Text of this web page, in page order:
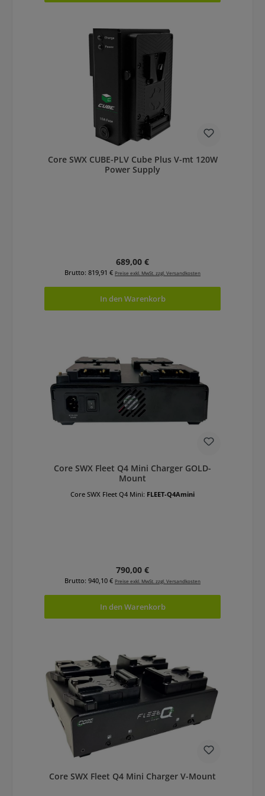
Core SWX CUBE-PLV Cube Plus V-mt 120W
Power Supply
Regulärer Preis:
689,00 €
Brutto: 819,91 € Preise exkl. MwSt. zzgl. Versandkosten
In den Warenkorb
Core SWX Fleet Q4 Mini Charger GOLD-
Mount
Core SWX Fleet Q4 Mini: FLEET-Q4Amini
Regulärer Preis:
790,00 €
Brutto: 940,10 € Preise exkl. MwSt. zzgl. Versandkosten
In den Warenkorb
Core SWX Fleet Q4 Mini Charger V-Mount